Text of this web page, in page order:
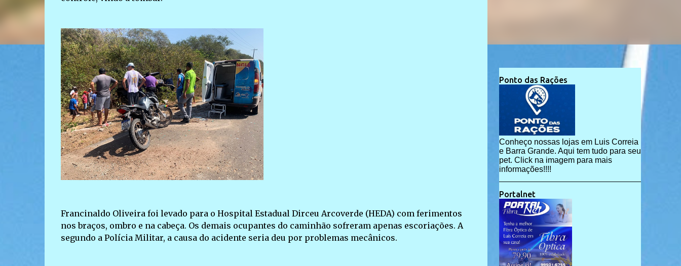
Francinaldo Oliveira foi levado para o Hospital Estadual Dirceu Arcoverde (HEDA) com ferimentos
nos braços, ombro e na cabeça. Os demais ocupantes do caminhão sofreram apenas escoriações. A
segundo a Polícia Militar, a causa do acidente seria deu por problemas mecânicos.
Ponto das Rações
Conheço nossas lojas em Luis Correia
e Barra Grande. Aqui tem tudo para seu
pet. Click na imagem para mais
informações!!!!
Portalnet